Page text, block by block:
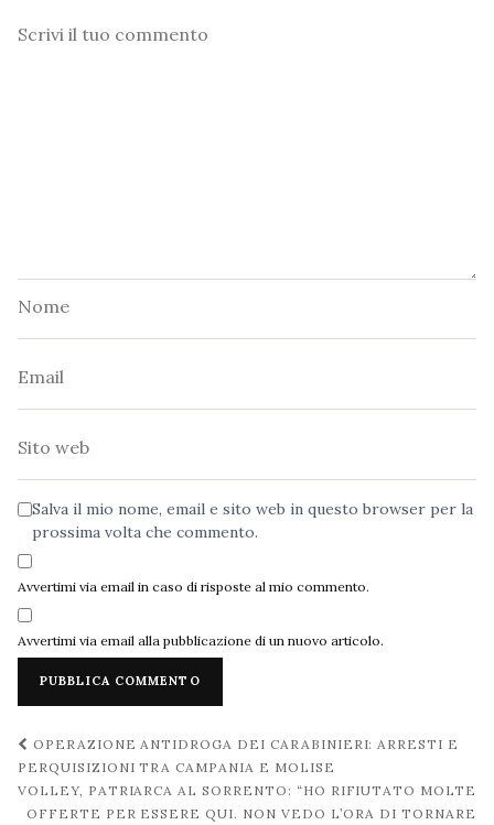
Commento
Salva il mio nome, email e sito web in questo browser per la
prossima volta che commento.
Avvertimi via email in caso di risposte al mio commento.
Avvertimi via email alla pubblicazione di un nuovo articolo.
Navigazione
post
OPERAZIONE ANTIDROGA DEI CARABINIERI: ARRESTI E
PERQUISIZIONI TRA CAMPANIA E MOLISE
VOLLEY, PATRIARCA AL SORRENTO: “HO RIFIUTATO MOLTE
OFFERTE PER ESSERE QUI. NON VEDO L’ORA DI TORNARE